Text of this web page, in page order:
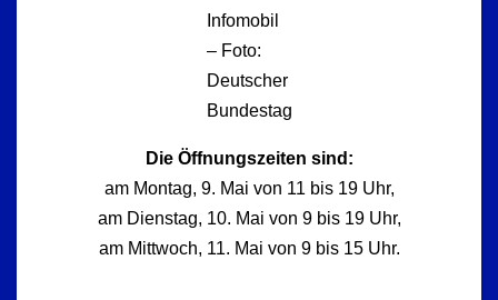
Infomobil
– Foto:
Deutscher
Bundestag
Die Öffnungszeiten sind:
am Montag, 9. Mai von 11 bis 19 Uhr,
am Dienstag, 10. Mai von 9 bis 19 Uhr,
am Mittwoch, 11. Mai von 9 bis 15 Uhr.